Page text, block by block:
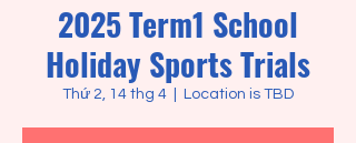
2025 Term1 School
Holiday Sports Trials
Thứ 2, 14 thg 4 Location is TBD